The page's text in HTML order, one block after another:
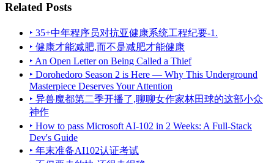
Related Posts
‣ 35+中年程序员对抗亚健康系统工程纪要-1.
‣ 健康才能减肥,而不是减肥才能健康
‣ An Open Letter on Being Called a Thief
‣ Dorohedoro Season 2 is Here — Why This Underground
Masterpiece Deserves Your Attention
‣ 异兽魔都第二季开播了,聊聊女作家林田球的这部小众
神作
‣ How to pass Microsoft AI-102 in 2 Weeks: A Full-Stack
Dev's Guide
‣ 年末准备AI102认证考试